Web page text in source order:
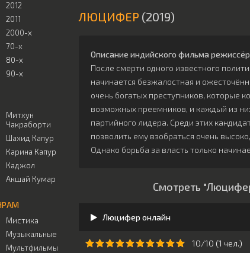
ЛЮЦИФЕР (2019)
Описание индийского фильма
После смерти одного известного
начинается безжалостная и
очень богатых преступников, которые
возможных преемников, и каждый из
партийного лидера. Среди этих
позволить ему взобраться очень
Однако борьба за власть только
Смотреть
Люцифер онлайн
10/10 (1 чeл.)
2012
2011
2000-х
70-х
80-х
90-х
Митхун
Чакраборти
Шахид Капур
Карина Капур
Каджол
Акшай Кумар
Мистика
Музыкальные
Мультфильмы